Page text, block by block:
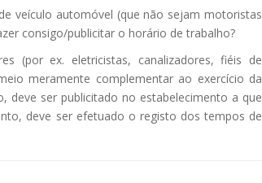
veículo automóvel (que não sejam motoristas
consigo/publicitar o horário de trabalho?
(por ex. eletricistas, canalizadores, fiéis de
meramente complementar ao exercício da
deve ser publicitado no estabelecimento a que
deve ser efetuado o registo dos tempos de